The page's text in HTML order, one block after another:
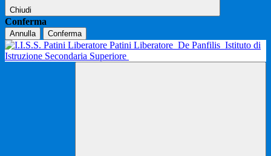
Chiudi
Conferma
Annulla Conferma
Patini Liberatore De Panfilis Istituto di
Istruzione Secondaria Superiore